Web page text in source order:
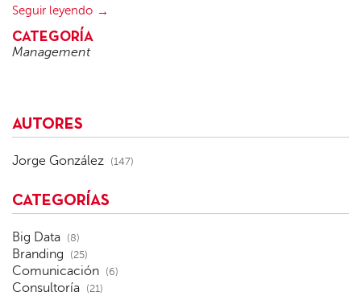
Seguir leyendo
CATEGORÍA
Management
AUTORES
Jorge González (147)
CATEGORÍAS
Big Data (8)
Branding (25)
Comunicación (6)
Consultoría (21)